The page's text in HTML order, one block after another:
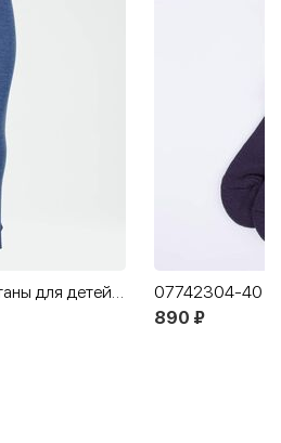
07733040-40 Термоштаны для детей КОТОФЕЙ Шерсть джинс
890 ₽